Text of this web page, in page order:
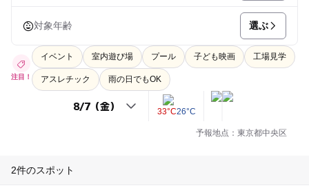
対象年齢 選ぶ
注目！
イベント 室内遊び場 プール 子ども映画 工場見学
アスレチック 雨の日でもOK
33°C26°C
予報地点：東京都中央区
2件のスポット